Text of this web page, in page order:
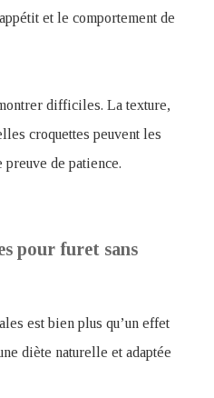
et le comportement de
difficiles. La texture,
croquettes peuvent les
preuve de patience.
pour furet sans
est bien plus qu’un effet
diète naturelle et adaptée